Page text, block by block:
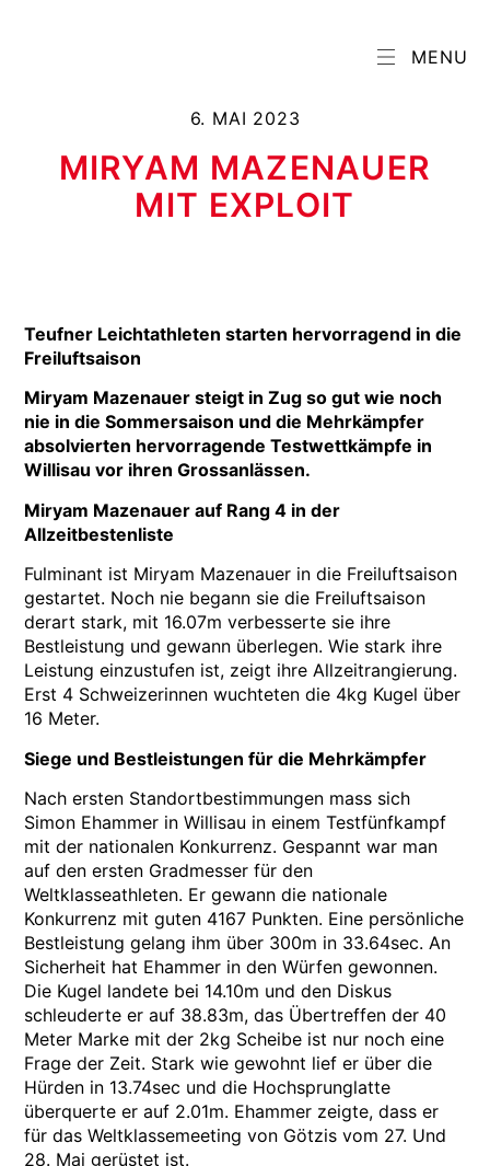
MENU
6. MAI 2023
MIRYAM MAZENAUER
MIT EXPLOIT
Teufner Leichtathleten starten hervorragend in die
Freiluftsaison
Miryam Mazenauer steigt in Zug so gut wie noch
nie in die Sommersaison und die Mehrkämpfer
absolvierten hervorragende Testwettkämpfe in
Willisau vor ihren Grossanlässen.
Miryam Mazenauer auf Rang 4 in der
Allzeitbestenliste
Fulminant ist Miryam Mazenauer in die Freiluftsaison
gestartet. Noch nie begann sie die Freiluftsaison
derart stark, mit 16.07m verbesserte sie ihre
Bestleistung und gewann überlegen. Wie stark ihre
Leistung einzustufen ist, zeigt ihre Allzeitrangierung.
Erst 4 Schweizerinnen wuchteten die 4kg Kugel über
16 Meter.
Siege und Bestleistungen für die Mehrkämpfer
Nach ersten Standortbestimmungen mass sich
Simon Ehammer in Willisau in einem Testfünfkampf
mit der nationalen Konkurrenz. Gespannt war man
auf den ersten Gradmesser für den
Weltklasseathleten. Er gewann die nationale
Konkurrenz mit guten 4167 Punkten. Eine persönliche
Bestleistung gelang ihm über 300m in 33.64sec. An
Sicherheit hat Ehammer in den Würfen gewonnen.
Die Kugel landete bei 14.10m und den Diskus
schleuderte er auf 38.83m, das Übertreffen der 40
Meter Marke mit der 2kg Scheibe ist nur noch eine
Frage der Zeit. Stark wie gewohnt lief er über die
Hürden in 13.74sec und die Hochsprunglatte
überquerte er auf 2.01m. Ehammer zeigte, dass er
für das Weltklassemeeting von Götzis vom 27. Und
28. Mai gerüstet ist.